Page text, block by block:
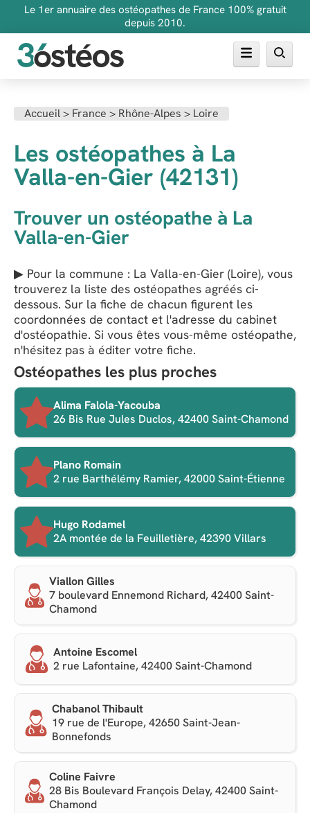
Le 1er annuaire des ostéopathes de France 100% gratuit
depuis 2010.
Inscrire son cabinet
Accueil> France > Rhône-Alpes > Loire
Les ostéopathes à La
Valla-en-Gier (42131)
Trouver un ostéopathe à La
Valla-en-Gier
▶ Pour la commune : La Valla-en-Gier (Loire), vous
trouverez la liste des ostéopathes agréés ci-
dessous. Sur la fiche de chacun figurent les
coordonnées de contact et l'adresse du cabinet
d'ostéopathie. Si vous êtes vous-même ostéopathe,
n'hésitez pas à éditer votre fiche.
Ostéopathes les plus proches
Alima Falola-Yacouba
26 Bis Rue Jules Duclos, 42400 Saint-Chamond
Plano Romain
2 rue Barthélémy Ramier, 42000 Saint-Étienne
Hugo Rodamel
2A montée de la Feuilletière, 42390 Villars
Viallon Gilles
7 boulevard Ennemond Richard, 42400 Saint-
Chamond
Antoine Escomel
2 rue Lafontaine, 42400 Saint-Chamond
Chabanol Thibault
19 rue de l'Europe, 42650 Saint-Jean-
Bonnefonds
Coline Faivre
28 Bis Boulevard François Delay, 42400 Saint-
Chamond